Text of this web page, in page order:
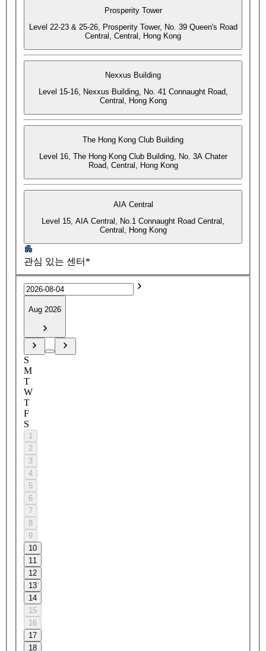
Prosperity Tower
Level 22-23 & 25-26, Prosperity Tower, No. 39 Queen's Road
Central, Central, Hong Kong
Nexxus Building
Level 15-16, Nexxus Building, No. 41 Connaught Road,
Central, Hong Kong
The Hong Kong Club Building
Level 16, The Hong Kong Club Building, No. 3A Chater
Road, Central, Hong Kong
AIA Central
Level 15, AIA Central, No.1 Connaught Road Central,
Central, Hong Kong
관심 있는 센터*
Aug 2026
S
M
T
W
T
F
S
1
2
3
4
5
6
7
8
9
10
11
12
13
14
15
16
17
18